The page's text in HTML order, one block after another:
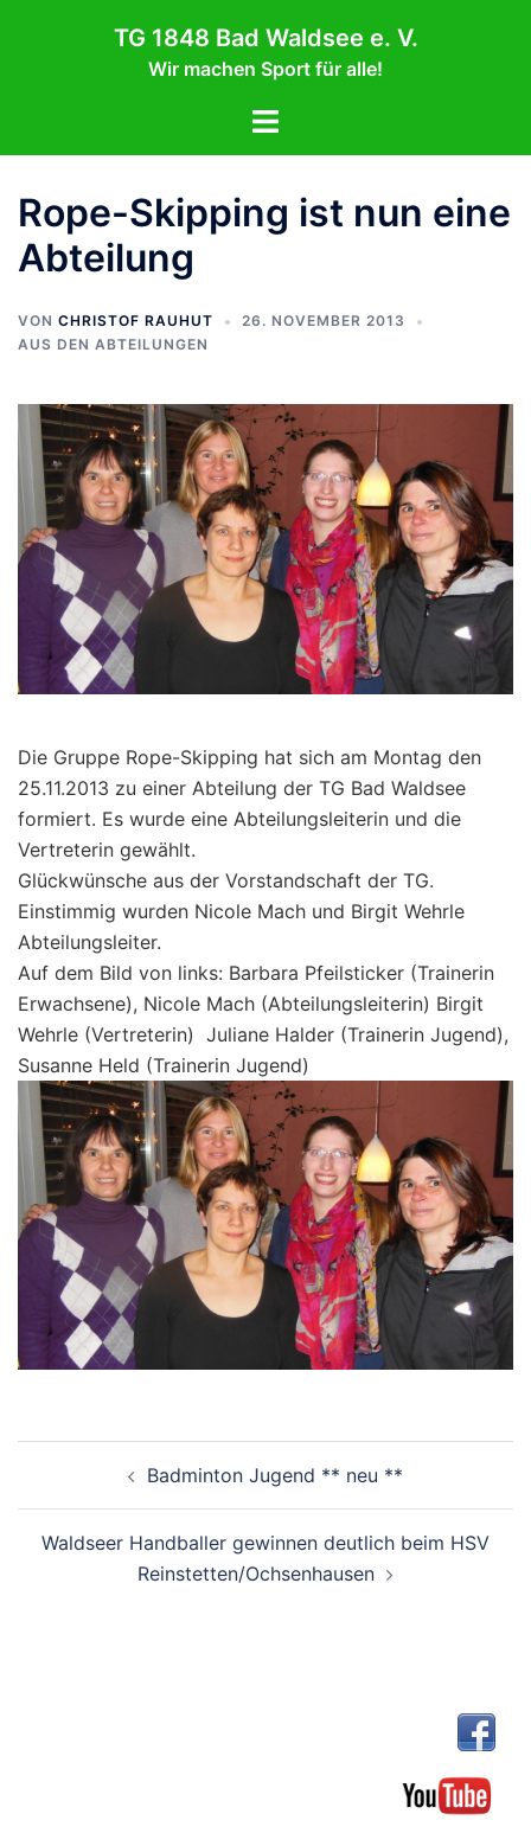
TG 1848 Bad Waldsee e. V.
Wir machen Sport für alle!
Menü
Rope-Skipping ist nun eine
Abteilung
VON CHRISTOF RAUHUT
26. NOVEMBER 2013
AUS DEN ABTEILUNGEN
Die Gruppe Rope-Skipping hat sich am Montag den
25.11.2013 zu einer Abteilung der TG Bad Waldsee
formiert. Es wurde eine Abteilungsleiterin und die
Vertreterin gewählt.
Glückwünsche aus der Vorstandschaft der TG.
Einstimmig wurden Nicole Mach und Birgit Wehrle
Abteilungsleiter.
Auf dem Bild von links: Barbara Pfeilsticker (Trainerin
Erwachsene), Nicole Mach (Abteilungsleiterin) Birgit
Wehrle (Vertreterin) Juliane Halder (Trainerin Jugend),
Susanne Held (Trainerin Jugend)
Badminton Jugend ** neu **
Waldseer Handballer gewinnen deutlich beim HSV
Reinstetten/Ochsenhausen